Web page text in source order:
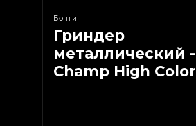
Бонги
Гриндер
металлический -
Champ High Color